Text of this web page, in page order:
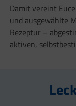
Damit vereint
und ausgewählte
Rezeptur –
aktiven,